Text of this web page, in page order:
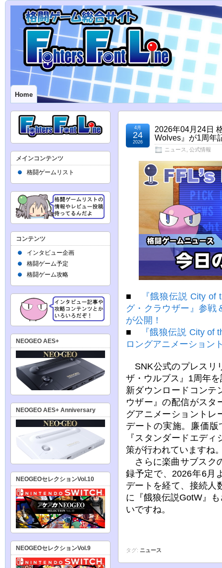
Home
2026年04月24日
Wolves』が1周年
ニュース 公式情報
4月
24
2026
■
『餓狼伝説 City
グ・クラウザー』参戦
が公開！
■
『餓狼伝説 City of
ロングアニメーション
SNK公式のプレスリ
ザ・ウルブス』1周年
新ダウンロードコンテ
ウザー』の配信がスタ
グアニメーショントレ
デートの実施。廉価
『スタンダードエデ
策が行われていますね
さらに楽曲サブスク
録予定で、2026年6月
デートを経て、接続人
に『餓狼伝説GotW』
いですね。
タグ: ニュース
メインコンテンツ
格闘ゲームリスト
コンテンツ
インタビュー企画
格闘ゲーム予定
格闘ゲーム攻略
NEOGEO AES+
NEOGEO AES+ Anniversary
NEOGEOセレクションVol.10
NEOGEOセレクションVol.9